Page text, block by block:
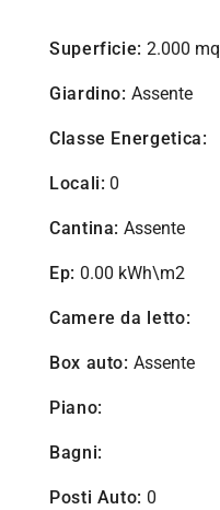
Superficie: 2.000 mq
Giardino: Assente
Classe Energetica:
Locali: 0
Cantina: Assente
Ep: 0.00 kWh\m2
Camere da letto:
Box auto: Assente
Piano:
Bagni:
Posti Auto: 0